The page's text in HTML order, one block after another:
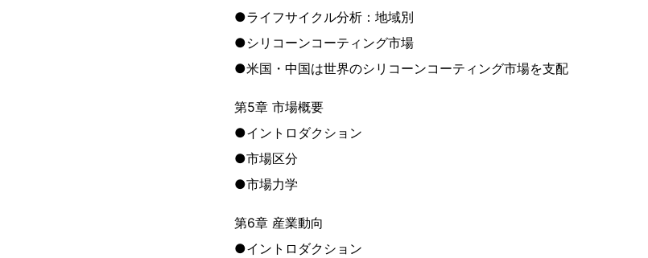
●ライフサイクル分析：地域別
●シリコーンコーティング市場
●米国・中国は世界のシリコーンコーティング市場を支配
第5章 市場概要
●イントロダクション
●市場区分
●市場力学
第6章 産業動向
●イントロダクション